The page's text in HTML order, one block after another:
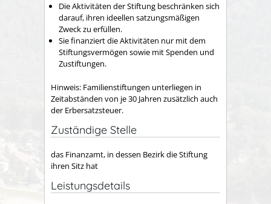
Die Aktivitäten der Stiftung beschränken sich
darauf, ihren ideellen satzungsmäßigen
Zweck zu erfüllen.
Sie finanziert die Aktivitäten nur mit dem
Stiftungsvermögen sowie mit Spenden und
Zustiftungen.
Hinweis: Familienstiftungen unterliegen in
Zeitabständen von je 30 Jahren zusätzlich auch
der Erbersatzsteuer.
Zuständige Stelle
das Finanzamt, in dessen Bezirk die Stiftung
ihren Sitz hat
Leistungsdetails